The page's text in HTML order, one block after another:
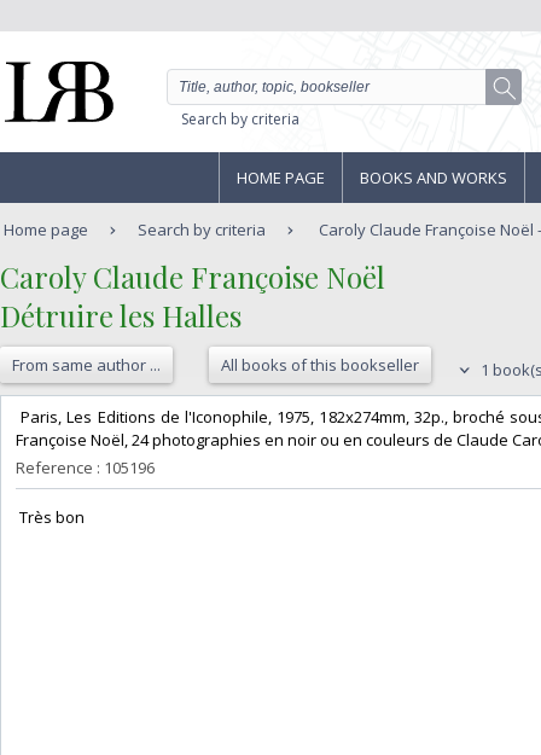
Search by criteria
HOME PAGE BOOKS AND WORKS
Home page Search by criteria Caroly Claude Françoise Noël
‎Caroly Claude Françoise Noël‎
‎Détruire les Halles‎
From same author ... All books of this bookseller 1
Paris, Les Editions de l'Iconophile, 1975, 182x274mm, 32p., broché
Françoise Noël, 24 photographies en noir ou en couleurs de Claude
Reference : 105196
‎ Très bon ‎